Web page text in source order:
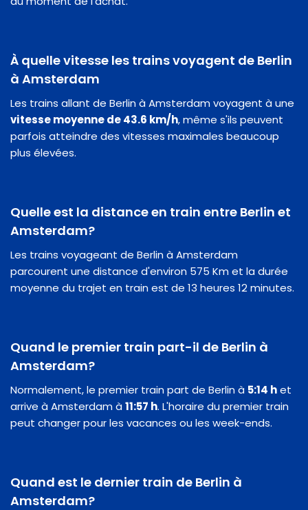
À quelle vitesse les trains voyagent de Berlin
à Amsterdam
Les trains allant de Berlin à Amsterdam voyagent à une
vitesse moyenne de 43.6 km/h, même s'ils peuvent
parfois atteindre des vitesses maximales beaucoup
plus élevées.
Quelle est la distance en train entre Berlin et
Amsterdam?
Les trains voyageant de Berlin à Amsterdam
parcourent une distance d'environ 575 Km et la durée
moyenne du trajet en train est de 13 heures 12 minutes.
Quand le premier train part-il de Berlin à
Amsterdam?
Normalement, le premier train part de Berlin à 5:14 het
arrive à Amsterdam à11:57 h. L'horaire du premier train
peut changer pour les vacances ou les week-ends.
Quand est le dernier train de Berlin à
Amsterdam?